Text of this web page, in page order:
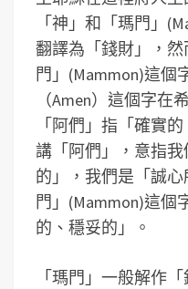
「神」和「瑪門」
翻譯為「錢財」，
門」(Mammon)這個
（Amen）這個字在
「阿們」指「確實
講「阿們」，意指
的」，我們是「誠
門」(Mammon)這個
的、穩妥的」。
「瑪門」一般解作